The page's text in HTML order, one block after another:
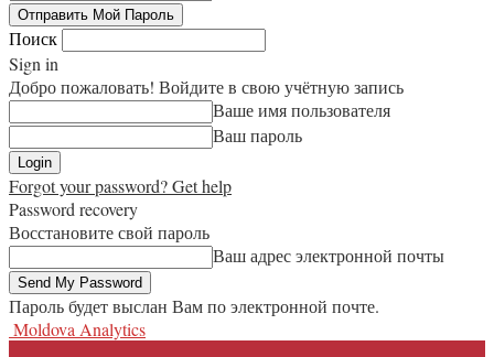
Поиск
Sign in
Добро пожаловать! Войдите в свою учётную запись
Ваше имя пользователя
Ваш пароль
Forgot your password? Get help
Password recovery
Восстановите свой пароль
Ваш адрес электронной почты
Пароль будет выслан Вам по электронной почте.
Moldova Analytics